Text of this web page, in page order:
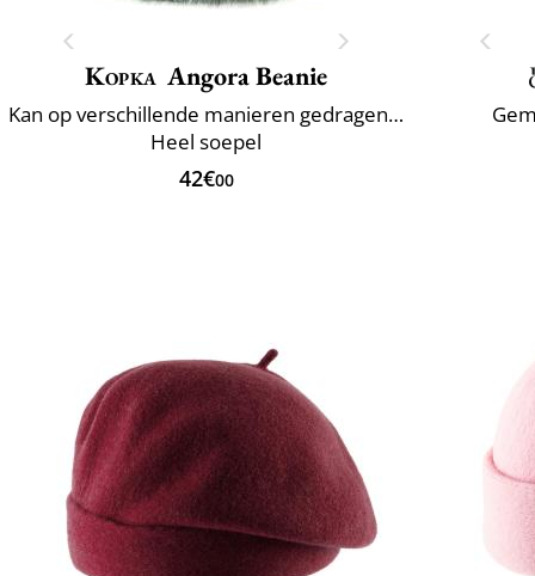
Kopka Angora Beanie
Kan op verschillende manieren gedragen worden
Heel soepel
42€00